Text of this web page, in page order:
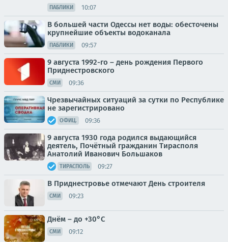
ПАБЛИКИ 10:07
В большей части Одессы нет воды: обесточены
крупнейшие объекты водоканала
ПАБЛИКИ 09:57
9 августа 1992-го – день рождения Первого
Приднестровского
СМИ 09:36
Чрезвычайных ситуаций за сутки по Республике
не зарегистрировано
ОФИЦ. 09:36
9 августа 1930 года родился выдающийся
деятель, Почётный гражданин Тирасполя
Анатолий Иванович Большаков
ТИРАСПОЛЬ 09:27
В Приднестровье отмечают День строителя
СМИ 09:23
Днём – до +30°С
СМИ 09:12